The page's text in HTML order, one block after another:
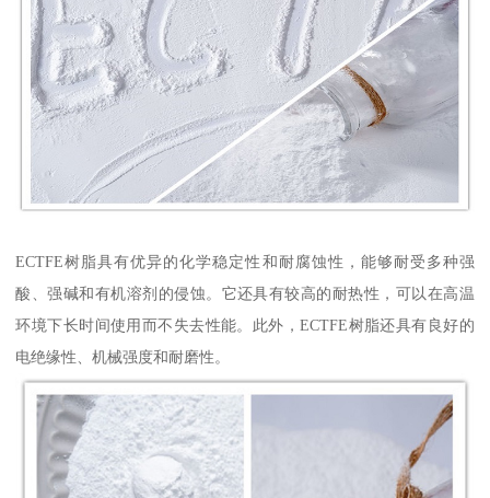
ECTFE树脂具有优异的化学稳定性和耐腐蚀性，能够耐受多种强
酸、强碱和有机溶剂的侵蚀。它还具有较高的耐热性，可以在高温
环境下长时间使用而不失去性能。此外，ECTFE树脂还具有良好的
电绝缘性、机械强度和耐磨性。